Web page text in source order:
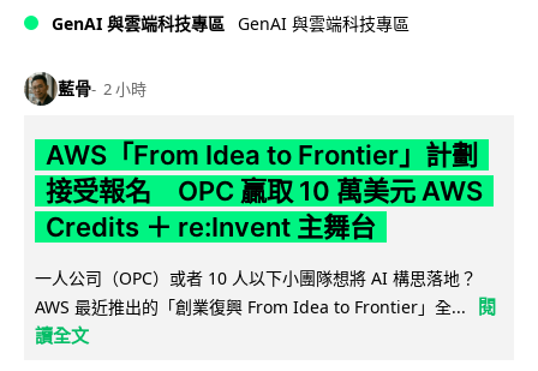
GenAI 與雲端科技專區 GenAI 與雲端科技專區
藍骨 2 小時
AWS「From Idea to Frontier」計劃
接受報名 OPC 贏取 10 萬美元 AWS
Credits ＋ re:Invent 主舞台
一人公司（OPC）或者 10 人以下小團隊想將 AI 構思落地？
AWS 最近推出的「創業復興 From Idea to Frontier」全...
閱
讀全文